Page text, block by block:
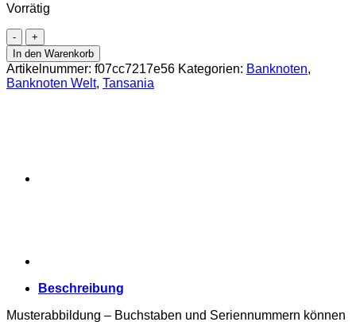
Vorrätig
Tanzania
-
5000
Shilingi
ND(2003),
In den Warenkorb
Artikelnummer: f07cc7217e56 Kategorien: Banknoten,
Banknoten Welt, Tansania
Beschreibung
Musterabbildung – Buchstaben und Seriennummern können